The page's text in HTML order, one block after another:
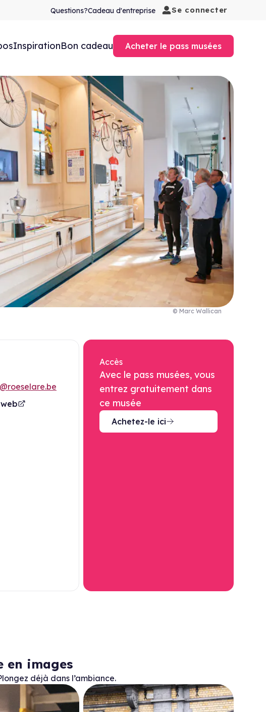
Questions?Cadeau d'entreprise Se connecter
InspirationBon cadeau Acheter le pass musées
© Marc Wallican
Accès
Avec le pass musées, vous
entrez gratuitement dans
ce musée
Achetez-le ici
en images
déjà dans l’ambiance.